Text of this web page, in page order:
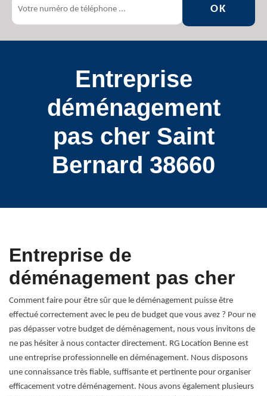
Entreprise
déménagement
pas cher Saint
Bernard 38660
Entreprise de
déménagement pas cher
Comment faire pour être sûr que le déménagement puisse être
effectué correctement avec le peu de budget que vous avez ? Pour ne
pas dépasser votre budget de déménagement, nous vous invitons de
ne pas hésiter à nous contacter directement. RG Location Benne est
une entreprise professionnelle en déménagement. Nous disposons
une connaissance très fiable, suffisante et pertinente pour organiser
efficacement votre déménagement. Nous avons également plusieurs